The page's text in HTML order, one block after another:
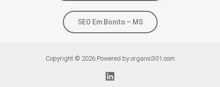
SEO Em Bonito – MS
Copyright © 2026 Powered by organic301.com